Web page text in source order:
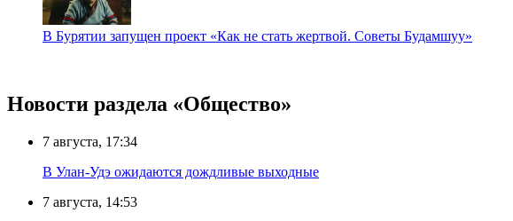
В Бурятии запущен проект «Как не стать жертвой. Советы Будамшуу»
Новости раздела «Общество»
7 августа, 17:34
В Улан-Удэ ожидаются дождливые выходные
7 августа, 14:53